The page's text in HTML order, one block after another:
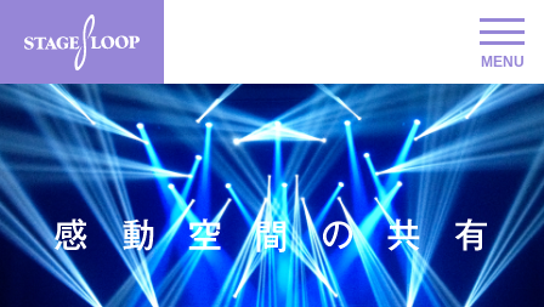
MENU
2022.11.10 お知らせ
ホームページリニューアルのお知らせ